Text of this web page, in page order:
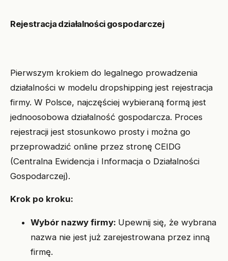
Rejestracja działalności gospodarczej
Pierwszym krokiem do legalnego prowadzenia
działalności w modelu dropshipping jest rejestracja
firmy. W Polsce, najczęściej wybieraną formą jest
jednoosobowa działalność gospodarcza. Proces
rejestracji jest stosunkowo prosty i można go
przeprowadzić online przez stronę CEIDG
(Centralna Ewidencja i Informacja o Działalności
Gospodarczej).
Krok po kroku:
Wybór nazwy firmy: Upewnij się, że wybrana
nazwa nie jest już zarejestrowana przez inną
firmę.